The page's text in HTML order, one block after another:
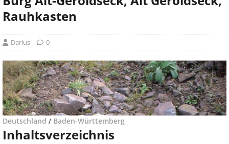
Rauhkasten
Darius 0
Deutschland / Baden-Württemberg
Inhaltsverzeichnis